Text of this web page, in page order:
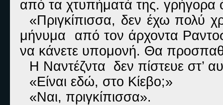
από τα χτυπήματά της. γρήγορα
«Πριγκίπισσα, δεν έχω πολύ
μήνυμα από τον άρχοντα
να κάνετε υπομονή. Θα
Η Ναντέζντα δεν πίστευε στ’
«Είναι εδώ, στο Κίεβο;»
«Ναι, πριγκίπισσα».